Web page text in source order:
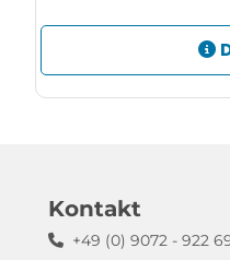
Kontakt
+49 (0) 9072 - 922